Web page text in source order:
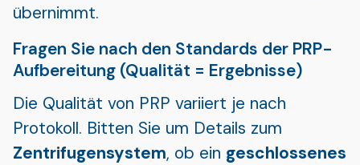
übernimmt.
Fragen Sie nach den Standards der PRP-
Aufbereitung (Qualität = Ergebnisse)
Die Qualität von PRP variiert je nach
Protokoll. Bitten Sie um Details zum
Zentrifugensystem, ob ein geschlossenes